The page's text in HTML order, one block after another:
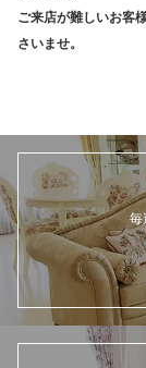
ご来店が難しいお客
さいませ。
毎